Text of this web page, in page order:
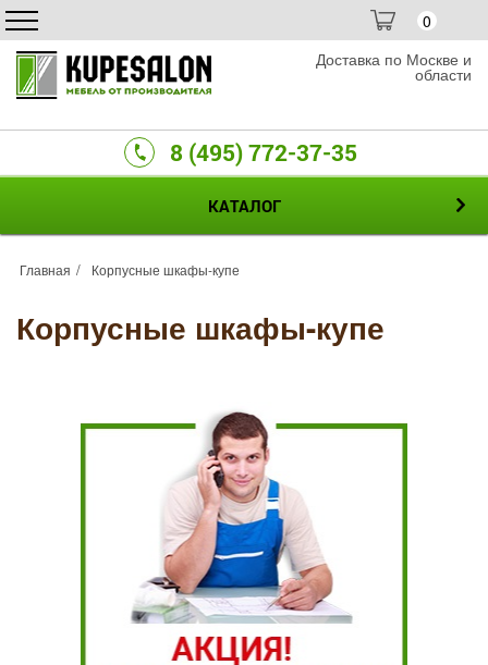
0
Доставка по Москве и
области
8 (495) 772-37-35
КАТАЛОГ
Главная Корпусные шкафы-купе
Корпусные шкафы-купе